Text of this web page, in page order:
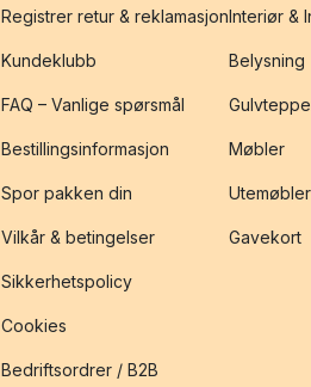
Registrer retur & reklamasjon
Kundeklubb
FAQ – Vanlige spørsmål
Bestillingsinformasjon
Spor pakken din
Vilkår & betingelser
Sikkerhetspolicy
Cookies
Bedriftsordrer / B2B
Interiør &
Belysning
Møbler
Gavekort